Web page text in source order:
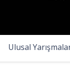
Ulusal